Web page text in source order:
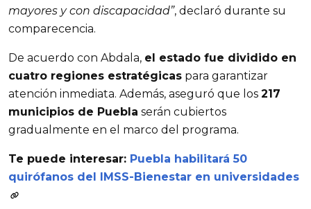
mayores y con discapacidad”, declaró durante su
comparecencia.
De acuerdo con Abdala, el estado fue dividido en
cuatro regiones estratégicas para garantizar
atención inmediata. Además, aseguró que los 217
municipios de Puebla serán cubiertos
gradualmente en el marco del programa.
Te puede interesar: Puebla habilitará 50
quirófanos del IMSS-Bienestar en universidades